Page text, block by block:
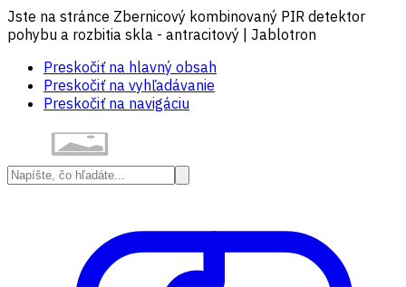
Jste na stránce Zbernicový kombinovaný PIR detektor
pohybu a rozbitia skla - antracitový | Jablotron
Preskočiť na hlavný obsah
Preskočiť na vyhľadávanie
Preskočiť na navigáciu